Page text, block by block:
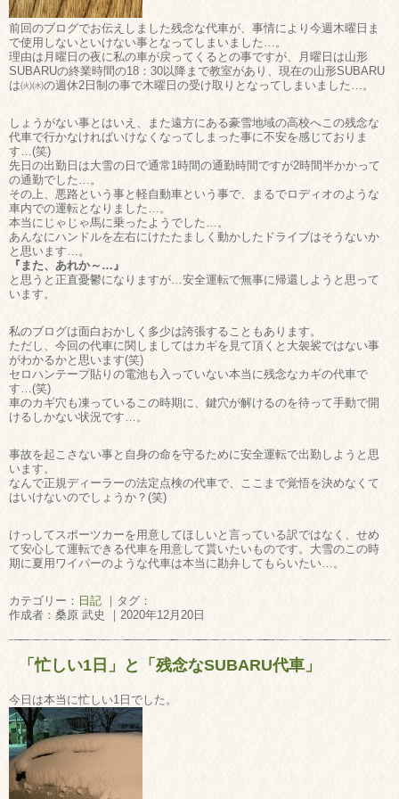
前回のブログでお伝えしました残念な代車が、事情により今週木曜日ま
で使用しないといけない事となってしまいました…。
理由は月曜日の夜に私の車が戻ってくるとの事ですが、月曜日は山形
SUBARUの終業時間の18：30以降まで教室があり、現在の山形SUBARU
は㈫㈬の週休2日制の事で木曜日の受け取りとなってしまいました…。
しょうがない事とはいえ、また遠方にある豪雪地域の高校へこの残念な
代車で行かなければいけなくなってしまった事に不安を感じておりま
す…(笑)
先日の出勤日は大雪の日で通常1時間の通勤時間ですが2時間半かかって
の通勤でした…。
その上、悪路という事と軽自動車という事で、まるでロディオのような
車内での運転となりました…。
本当にじゃじゃ馬に乗ったようでした…。
あんなにハンドルを左右にけたたましく動かしたドライブはそうないか
と思います…。
『また、あれか～…』
と思うと正直憂鬱になりますが…安全運転で無事に帰還しようと思って
います。
私のブログは面白おかしく多少は誇張することもあります。
ただし、今回の代車に関しましてはカギを見て頂くと大袈裟ではない事
がわかるかと思います(笑)
セロハンテープ貼りの電池も入っていない本当に残念なカギの代車で
す…(笑)
車のカギ穴も凍っているこの時期に、鍵穴が解けるのを待って手動で開
けるしかない状況です…。
事故を起こさない事と自身の命を守るために安全運転で出勤しようと思
います。
なんで正規ディーラーの法定点検の代車で、ここまで覚悟を決めなくて
はいけないのでしょうか？(笑)
けっしてスポーツカーを用意してほしいと言っている訳ではなく、せめ
て安心して運転できる代車を用意して貰いたいものです。大雪のこの時
期に夏用ワイパーのような代車は本当に勘弁してもらいたい…。
カテゴリー： 日記 ｜タグ：
作成者：桑原 武史 ｜2020年12月20日
「忙しい1日」と「残念なSUBARU代車」
今日は本当に忙しい1日でした。